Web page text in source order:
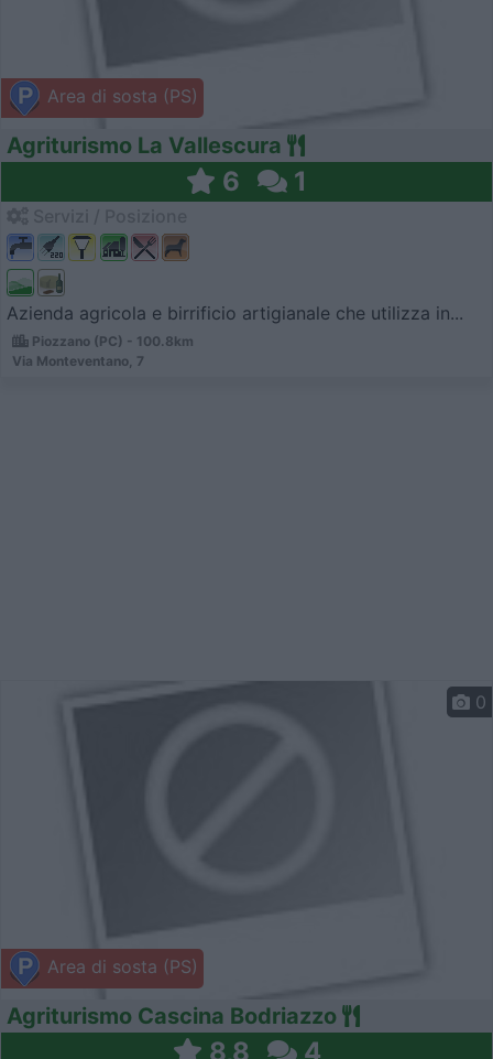
Area di sosta (PS)
Agriturismo La Vallescura
6 1
Azienda agricola e birrificio artigianale che utilizza in...
Piozzano (PC) - 100.8km
Via Monteventano, 7
Area di sosta (PS)
0
Agriturismo Cascina Bodriazzo
8,8 4